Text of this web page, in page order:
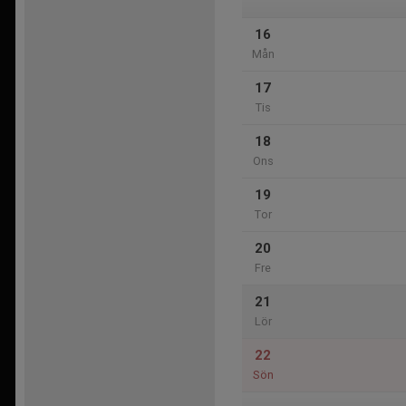
16
Mån
17
Tis
18
Ons
19
Tor
20
Fre
21
Lör
22
Sön